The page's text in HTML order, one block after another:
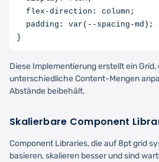
  flex-direction: column;
  padding: var(--spacing-md);
Diese Implementierung erstellt ein
unterschiedliche Content-Mengen
Abstände beibehält.
Skalierbare Component
Component Libraries, die auf 8pt grid
basieren, skalieren besser und sind